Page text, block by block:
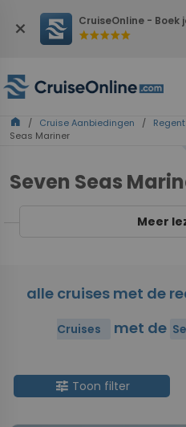
close CruiseOnline - Boek
starstarstarstarstar
home / Cruise Aanbiedingen /
Seas Mariner
Seven Seas
Meer
alle cruises met de
Cruises met de
tune Toon filter